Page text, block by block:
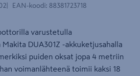
EAN-koodi: 88381723718
varustetulla
DUA301Z -akkuketjusahalla
puiden oksat jopa 4 metriin
voimanlähteenä toimii kaksi 18